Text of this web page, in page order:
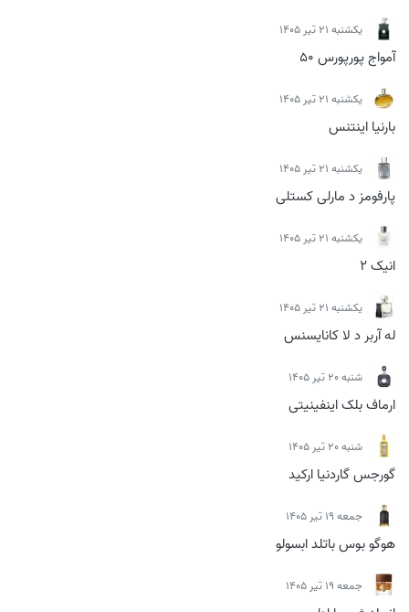
يكشنبه 21 تیر 1405
آمواج پورپورس 50
يكشنبه 21 تیر 1405
بارنیا اینتنس
يكشنبه 21 تیر 1405
پارفومز د مارلی کستلی
يكشنبه 21 تیر 1405
انیک 2
يكشنبه 21 تیر 1405
له آربر د لا کانایسنس
شنبه 20 تیر 1405
ارماف بلک اینفینیتی
شنبه 20 تیر 1405
گورجس گاردنیا ارکید
جمعه 19 تیر 1405
هوگو بوس باتلد ابسولو
جمعه 19 تیر 1405